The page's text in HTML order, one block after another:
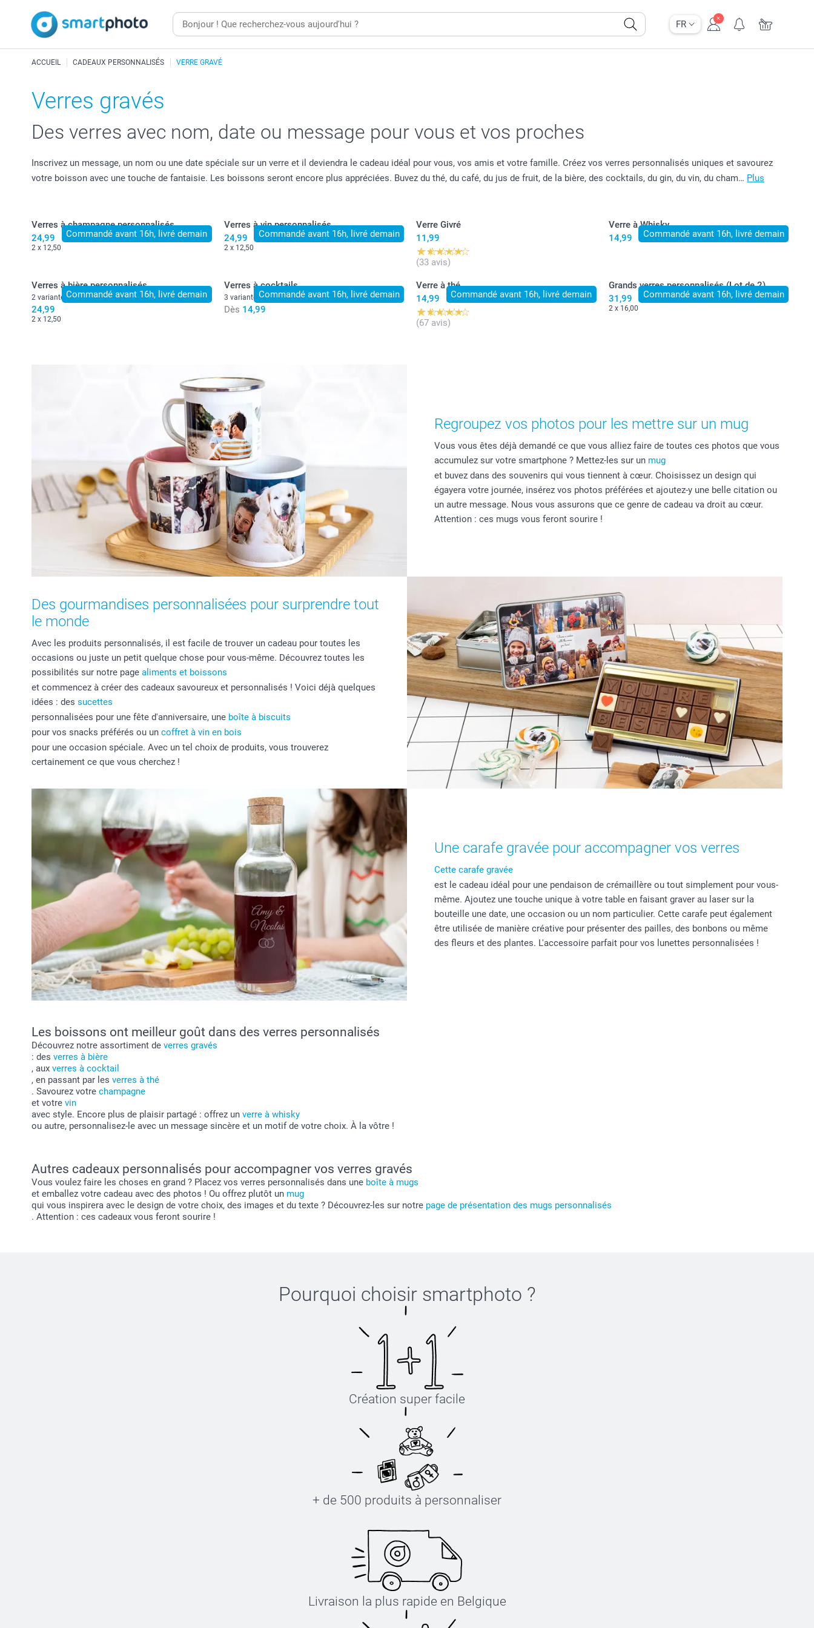
FR
ACCUEIL CADEAUX PERSONNALISÉS VERRE GRAVÉ
Verres gravés
Des verres avec nom, date ou message pour vous et vos proches
Inscrivez un message, un nom ou une date spéciale sur un verre et il deviendra le cadeau idéal pour vous, vos amis et votre famille. Créez vos verres personnalisés uniques et savourez
votre boisson avec une touche de fantaisie. Les boissons seront encore plus appréciées. Buvez du thé, du café, du jus de fruit, de la bière, des cocktails, du gin, du vin, du cham… Plus
Commandé avant 16h, livré demain
Verres à champagne personnalisés
24,99
2 x 12,50
Commandé avant 16h, livré demain
Verres à vin personnalisés
24,99
2 x 12,50
Verre Givré
11,99
(33 avis)
Commandé avant 16h, livré demain
Verre à Whisky
14,99
Commandé avant 16h, livré demain
Verres à bière personnalisés
2 variantes
24,99
2 x 12,50
Commandé avant 16h, livré demain
Verres à cocktails
3 variantes
Dès 14,99
Commandé avant 16h, livré demain
Verre à thé
14,99
(67 avis)
Commandé avant 16h, livré demain
Grands verres personnalisés (Lot de 2)
31,99
2 x 16,00
Regroupez vos photos pour les mettre sur un mug
Vous vous êtes déjà demandé ce que vous alliez faire de toutes ces photos que vous
accumulez sur votre smartphone ? Mettez-les sur un mug
et buvez dans des souvenirs qui vous tiennent à cœur. Choisissez un design qui
égayera votre journée, insérez vos photos préférées et ajoutez-y une belle citation ou
un autre message. Nous vous assurons que ce genre de cadeau va droit au cœur.
Attention : ces mugs vous feront sourire !
Des gourmandises personnalisées pour surprendre tout
le monde
Avec les produits personnalisés, il est facile de trouver un cadeau pour toutes les
occasions ou juste un petit quelque chose pour vous-même. Découvrez toutes les
possibilités sur notre page aliments et boissons
et commencez à créer des cadeaux savoureux et personnalisés ! Voici déjà quelques
idées : des sucettes
personnalisées pour une fête d'anniversaire, une boîte à biscuits
pour vos snacks préférés ou un coffret à vin en bois
pour une occasion spéciale. Avec un tel choix de produits, vous trouverez
certainement ce que vous cherchez !
Une carafe gravée pour accompagner vos verres
Cette carafe gravée
est le cadeau idéal pour une pendaison de crémaillère ou tout simplement pour vous-
même. Ajoutez une touche unique à votre table en faisant graver au laser sur la
bouteille une date, une occasion ou un nom particulier. Cette carafe peut également
être utilisée de manière créative pour présenter des pailles, des bonbons ou même
des fleurs et des plantes. L'accessoire parfait pour vos lunettes personnalisées !
Les boissons ont meilleur goût dans des verres personnalisés
Découvrez notre assortiment de verres gravés
: des verres à bière
, aux verres à cocktail
, en passant par les verres à thé
. Savourez votre champagne
et votre vin
avec style. Encore plus de plaisir partagé : offrez un verre à whisky
ou autre, personnalisez-le avec un message sincère et un motif de votre choix. À la vôtre !
Autres cadeaux personnalisés pour accompagner vos verres gravés
Vous voulez faire les choses en grand ? Placez vos verres personnalisés dans une boîte à mugs
et emballez votre cadeau avec des photos ! Ou offrez plutôt un mug
qui vous inspirera avec le design de votre choix, des images et du texte ? Découvrez-les sur notre page de présentation des mugs personnalisés
. Attention : ces cadeaux vous feront sourire !
Pourquoi choisir smartphoto ?
Création super facile
+ de 500 produits à personnaliser
Livraison la plus rapide en Belgique